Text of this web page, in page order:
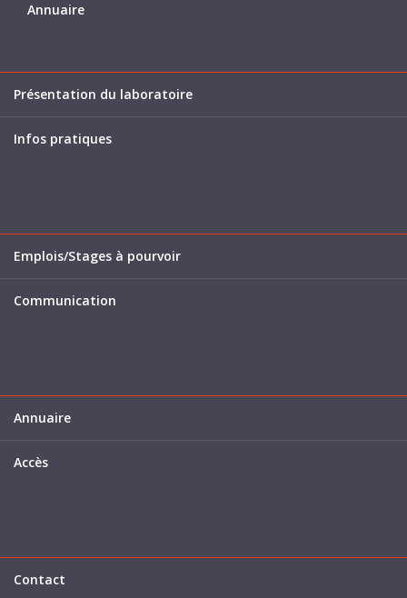
Annuaire
Présentation du laboratoire
Infos pratiques
Emplois/Stages à pourvoir
Communication
Annuaire
Accès
Contact